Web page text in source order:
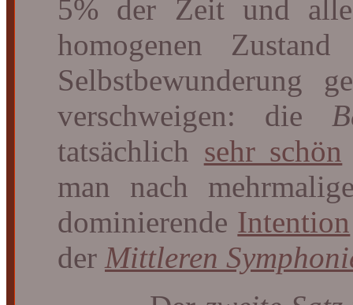
5% der Zeit und
homogenen
Selbstbewunderung
verschweigen: die
tatsächlich sehr schön
man nach
dominierende Intention
der Mittleren